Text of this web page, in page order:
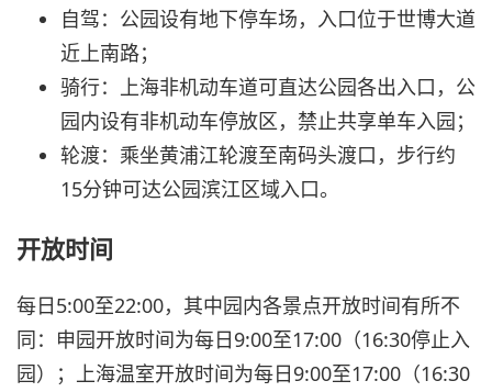
自驾：公园设有地下停车场，入口位于世博大道
近上南路；
骑行：上海非机动车道可直达公园各出入口，公
园内设有非机动车停放区，禁止共享单车入园；
轮渡：乘坐黄浦江轮渡至南码头渡口，步行约
15分钟可达公园滨江区域入口。
开放时间
每日5:00至22:00，其中园内各景点开放时间有所不
同：申园开放时间为每日9:00至17:00（16:30停止入
园）；上海温室开放时间为每日9:00至17:00（16:30